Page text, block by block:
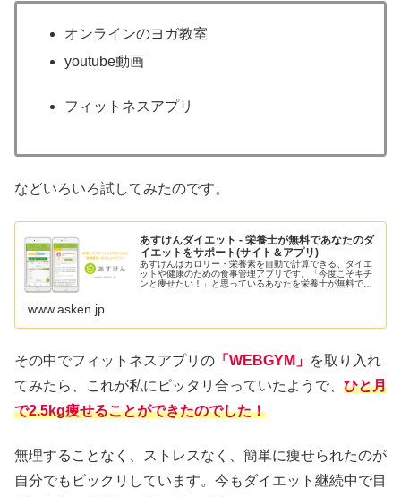
オンラインのヨガ教室
youtube動画
フィットネスアプリ
などいろいろ試してみたのです。
あすけんダイエット - 栄養士が無料であなたのダ
イエットをサポート(サイト＆アプリ)
あすけんはカロリー・栄養素を自動で計算できる、ダイエ
ットや健康のための食事管理アプリです。「今度こそキチ
ンと痩せたい！」と思っているあなたを栄養士が無料でサ
www.asken.jp
その中でフィットネスアプリの 「WEBGYM」 を取り入れ
てみたら、これが私にピッタリ合っていたようで、 ひと月
で2.5kg痩せることができたのでした！
無理することなく、ストレスなく、簡単に痩せられたのが
自分でもビックリしています。 今もダイエット継続中で目